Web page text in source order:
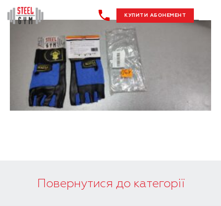
КУПИТИ АБОНЕМЕНТ
Повернутися до категорії